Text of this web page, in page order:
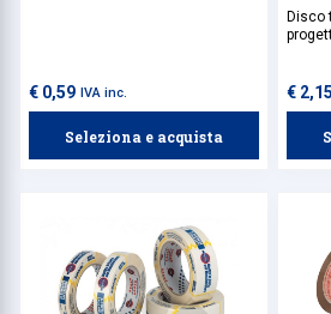
€ 0,59 IVA inc.
Seleziona e acquista
Disco
€ 2,15